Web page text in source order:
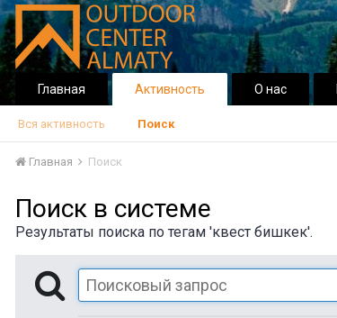
Главная Активность
Вся активность Поиск
О нас
Главная Поиск
Поиск в системе
Результаты поиска по тегам 'квест бишкек'.